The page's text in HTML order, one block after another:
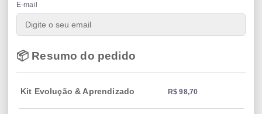
E-mail
📦 Resumo do pedido
Kit Evolução & Aprendizado R$ 98,70